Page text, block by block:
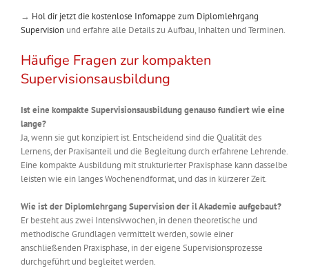
→ Hol dir jetzt die kostenlose Infomappe zum Diplomlehrgang
Supervisionund erfahre alle Details zu Aufbau, Inhalten und Terminen.
Häufige Fragen zur kompakten
Supervisionsausbildung
Ist eine kompakte Supervisionsausbildung genauso fundiert wie eine
lange?
Ja, wenn sie gut konzipiert ist. Entscheidend sind die Qualität des
Lernens, der Praxisanteil und die Begleitung durch erfahrene Lehrende.
Eine kompakte Ausbildung mit strukturierter Praxisphase kann dasselbe
leisten wie ein langes Wochenendformat, und das in kürzerer Zeit.
Wie ist der Diplomlehrgang Supervision der il Akademie aufgebaut?
Er besteht aus zwei Intensivwochen, in denen theoretische und
methodische Grundlagen vermittelt werden, sowie einer
anschließenden Praxisphase, in der eigene Supervisionsprozesse
durchgeführt und begleitet werden.